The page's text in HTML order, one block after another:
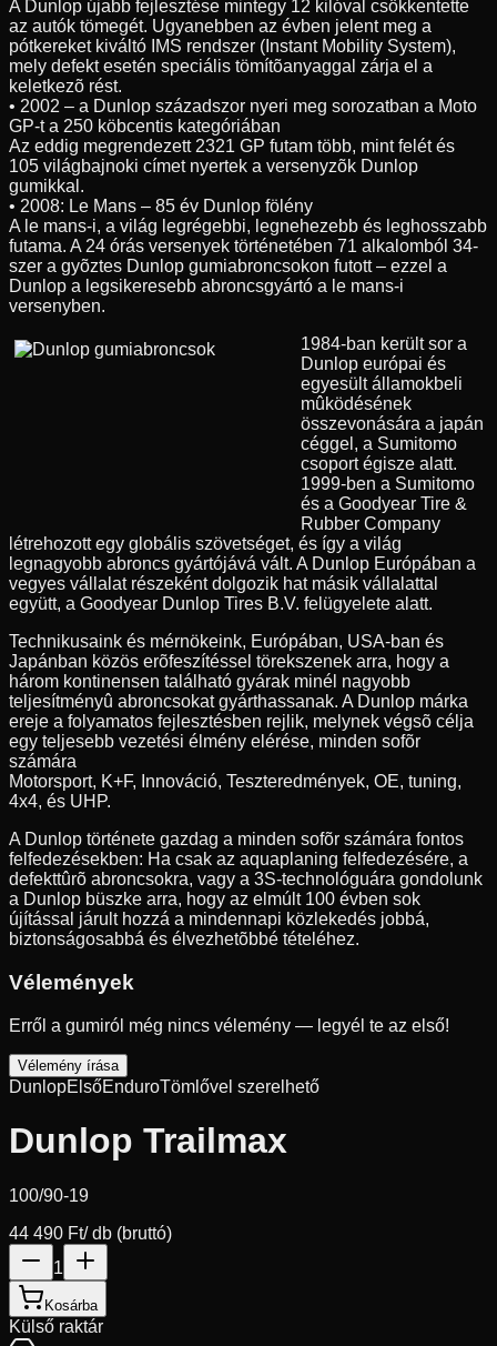
A Dunlop újabb fejlesztése mintegy 12 kilóval csökkentette
az autók tömegét. Ugyanebben az évben jelent meg a
pótkereket kiváltó IMS rendszer (Instant Mobility System),
mely defekt esetén speciális tömítõanyaggal zárja el a
keletkezõ rést.
• 2002 – a Dunlop századszor nyeri meg sorozatban a Moto
GP-t a 250 köbcentis kategóriában
Az eddig megrendezett 2321 GP futam több, mint felét és
105 világbajnoki címet nyertek a versenyzõk Dunlop
gumikkal.
• 2008: Le Mans – 85 év Dunlop fölény
A le mans-i, a világ legrégebbi, legnehezebb és leghosszabb
futama. A 24 órás versenyek történetében 71 alkalomból 34-
szer a gyõztes Dunlop gumiabroncsokon futott – ezzel a
Dunlop a legsikeresebb abroncsgyártó a le mans-i
versenyben.
1984-ban került sor a
Dunlop európai és
egyesült államokbeli
mûködésének
összevonására a japán
céggel, a Sumitomo
csoport égisze alatt.
1999-ben a Sumitomo
és a Goodyear Tire &
Rubber Company
létrehozott egy globális szövetséget, és így a világ
legnagyobb abroncs gyártójává vált. A Dunlop Európában a
vegyes vállalat részeként dolgozik hat másik vállalattal
együtt, a Goodyear Dunlop Tires B.V. felügyelete alatt.
Technikusaink és mérnökeink, Európában, USA-ban és
Japánban közös erõfeszítéssel törekszenek arra, hogy a
három kontinensen található gyárak minél nagyobb
teljesítményû abroncsokat gyárthassanak. A Dunlop márka
ereje a folyamatos fejlesztésben rejlik, melynek végsõ célja
egy teljesebb vezetési élmény elérése, minden sofõr
számára
Motorsport, K+F, Innováció, Teszteredmények, OE, tuning,
4x4, és UHP.
A Dunlop története gazdag a minden sofõr számára fontos
felfedezésekben: Ha csak az aquaplaning felfedezésére, a
defekttûrõ abroncsokra, vagy a 3S-technológuára gondolunk
a Dunlop büszke arra, hogy az elmúlt 100 évben sok
újítással járult hozzá a mindennapi közlekedés jobbá,
biztonságosabbá és élvezhetõbbé tételéhez.
Vélemények
Erről a gumiról még nincs vélemény — legyél te az első!
Vélemény írása
DunlopElsőEnduroTömlővel szerelhető
Dunlop Trailmax
100/90-19
44 490 Ft/ db (bruttó)
1
Kosárba
Külső raktár